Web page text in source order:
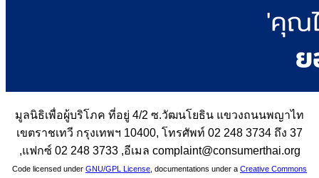
มูลนิธิเพื่อผู้บริโภค ที่อยู่ 4/2 ซ.วัฒนโยธิน แขวงถนนพญาไท
เขตราชเทวี กรุงเทพฯ 10400, โทรศัพท์ 02 248 3734 ถึง 37
,แฟกซ์ 02 248 3733 ,อีเมล complaint@consumerthai.org
Code licensed under GNU/GPL License , documentations under a Creative Commons